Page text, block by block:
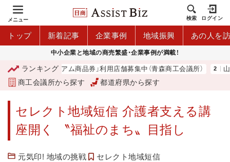
メニュー 検索 ログイン
トップ 新着記事 企業事例 地域振興 あの人を
中小企業と地域の商売繁盛・企業事例が満載！
ランキング
「青森市プレミアム商品券」利用店舗募集中（青森商工会議所） 山中
商工会議所から探す 都道府県から探す
セレクト地域短信 介護者支える講
座開く 〝福祉のまち〟目指し
元気印! 地域の挑戦
セレクト地域短信